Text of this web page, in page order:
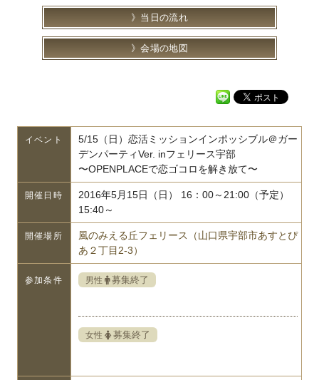
当日の流れ
会場の地図
イベント
5/15（日）恋活ミッションインポッシブル＠ガー
デンパーティVer. inフェリース宇部
〜OPENPLACEで恋ゴコロを解き放て〜
開催日時
2016年5月15日（日） 16：00～21:00（予定）
15:40～
開催場所
風のみえる丘フェリース（山口県宇部市あすとぴ
あ２丁目2-3）
参加条件 男性 募集終了
女性 募集終了